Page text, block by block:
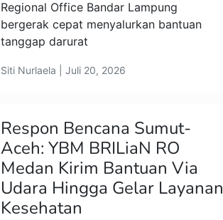
Regional Office Bandar Lampung
bergerak cepat menyalurkan bantuan
tanggap darurat
Siti Nurlaela | Juli 20, 2026
Respon Bencana Sumut-
Aceh: YBM BRILiaN RO
Medan Kirim Bantuan Via
Udara Hingga Gelar Layanan
Kesehatan